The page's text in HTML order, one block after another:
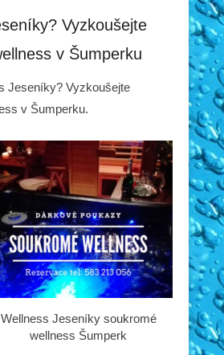
Vyzkoušejte
v Šumperku
Jeseníky? Vyzkoušejte
v Šumperku.
Wellness Jeseníky soukromé
wellness Šumperk